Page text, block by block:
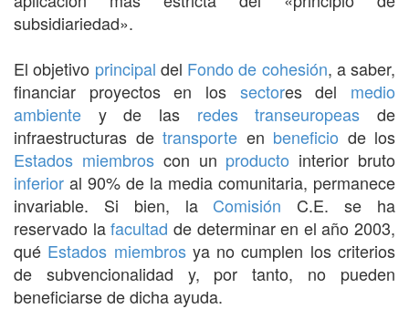
subsidiariedad».
El objetivo principal del Fondo de cohesión, a saber,
financiar proyectos en los sectores del medio
ambiente y de las redes transeuropeas de
infraestructuras de transporte en beneficio de los
Estados miembroscon un producto interior bruto
inferior al 90% de la media comunitaria, permanece
invariable. Si bien, la Comisión C.E. se ha
reservado lafacultad de determinar en el año 2003,
qué Estados miembrosya no cumplen los criterios
de subvencionalidad y, por tanto, no pueden
beneficiarse de dicha ayuda.